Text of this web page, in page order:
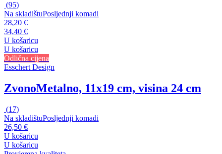
(95)
Na skladištuPosljednji komadi
28,20 €
34,40 €
U košaricu
U košaricu
Odlična cijena
Esschert Design
ZvonoMetalno, 11x19 cm, visina 24 cm
(17)
Na skladištuPosljednji komadi
26,50 €
U košaricu
U košaricu